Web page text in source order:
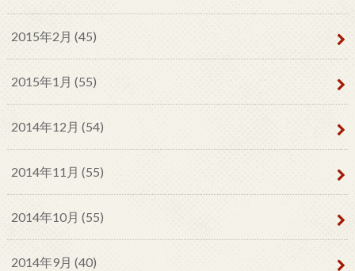
2015年2月 (45)
2015年1月 (55)
2014年12月 (54)
2014年11月 (55)
2014年10月 (55)
2014年9月 (40)